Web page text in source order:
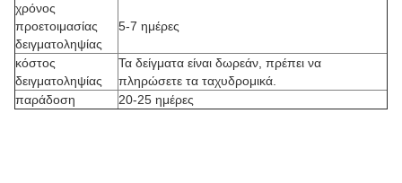
χρόνος
προετοιμασίας
δειγματοληψίας
5-7 ημέρες
κόστος
δειγματοληψίας
Τα δείγματα είναι δωρεάν, πρέπει να
πληρώσετε τα ταχυδρομικά.
παράδοση
20-25 ημέρες